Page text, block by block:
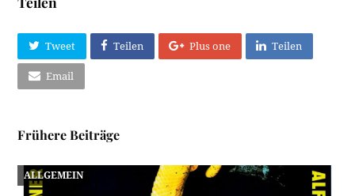
Tweet Teilen Plus one Teilen
Email
Frühere Beiträge
ALLGEMEIN